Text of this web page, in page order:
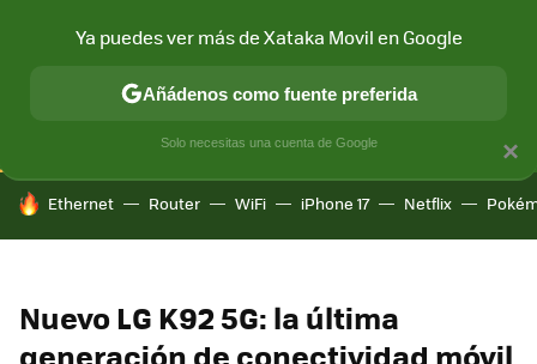
CONECTIVIDAD MÓVIL Y SOCIEDAD APLICACIONES
HOY SE HABLA DE
Ethernet Router WiFi iPhone 17 Netflix
Nuevo LG K92 5G: la última
generación de conectividad móvil
×
Ya puedes ver más de Xataka Movil en Google
Añádenos como fuente preferida
Solo necesitas una cuenta de Google